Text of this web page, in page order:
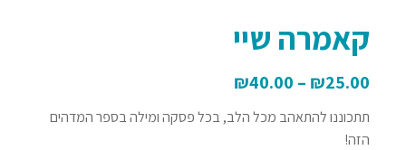
קאמרה שיי
₪25.00
–
₪40.00
תתכוננו להתאהב מכל הלב, בכל פסקה ומילה בספר המדהים
הזה!